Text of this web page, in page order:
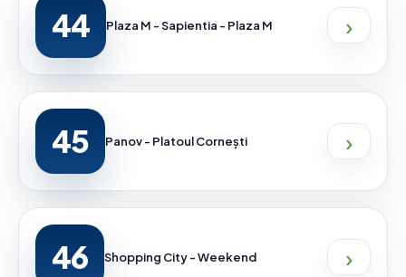
44 Plaza M - Sapientia - Plaza M ›
45 Panov - Platoul Cornești ›
46 Shopping City - Weekend ›